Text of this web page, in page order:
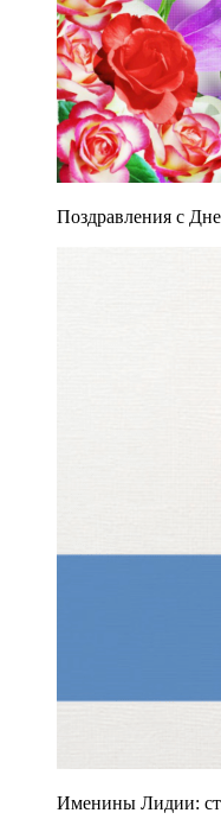
Поздравления с
Именины Лидии: